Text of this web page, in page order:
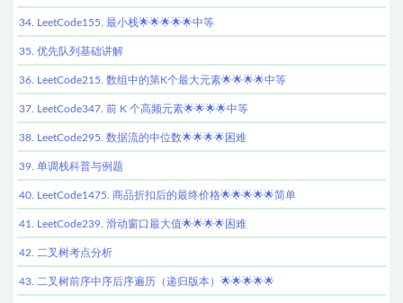
34. LeetCode155. 最小栈🌟🌟🌟🌟🌟中等
35. 优先队列基础讲解
36. LeetCode215. 数组中的第K个最大元素🌟🌟🌟🌟中等
37. LeetCode347. 前 K 个高频元素🌟🌟🌟🌟中等
38. LeetCode295. 数据流的中位数🌟🌟🌟🌟困难
39. 单调栈科普与例题
40. LeetCode1475. 商品折扣后的最终价格🌟🌟🌟🌟🌟简单
41. LeetCode239. 滑动窗口最大值🌟🌟🌟🌟困难
42. 二叉树考点分析
43. 二叉树前序中序后序遍历（递归版本）🌟🌟🌟🌟🌟